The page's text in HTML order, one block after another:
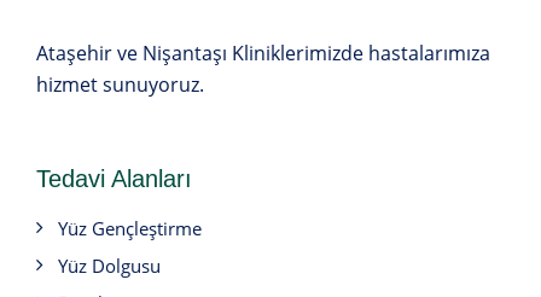
Ataşehir ve Nişantaşı Kliniklerimizde hastalarımıza
hizmet sunuyoruz.
Tedavi Alanları
Yüz Gençleştirme
Yüz Dolgusu